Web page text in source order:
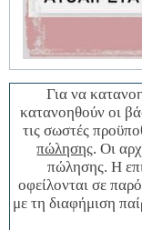
Για να
κατανοηθούν οι
τις σωστές
πώλησης. Οι
πώλησης. Η
οφείλονται σε
με τη διαφήμιση